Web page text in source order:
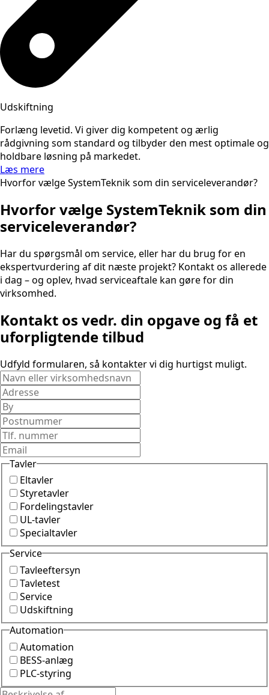
Udskiftning
Forlæng levetid. Vi giver dig kompetent og ærlig
rådgivning som standard og tilbyder den mest optimale og
holdbare løsning på markedet.
Læs mere
Hvorfor vælge SystemTeknik som din serviceleverandør?
Hvorfor vælge SystemTeknik som din
serviceleverandør?
Har du spørgsmål om service, eller har du brug for en
ekspertvurdering af dit næste projekt? Kontakt os allerede
i dag – og oplev, hvad serviceaftale kan gøre for din
virksomhed.
Kontakt os vedr. din opgave og få et
uforpligtende tilbud
Udfyld formularen, så kontakter vi dig hurtigst muligt.
Tavler
Eltavler
Styretavler
Fordelingstavler
UL-tavler
Specialtavler
Service
Tavleeftersyn
Tavletest
Service
Udskiftning
Automation
Automation
BESS-anlæg
PLC-styring